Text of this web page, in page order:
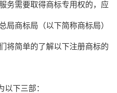
务需要取得商标专用权的，应
局商标局（以下简称商标局）
将简单的了解以下注册商标的
以下三部：